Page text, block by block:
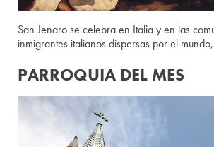
San Jenaro se celebra en Italia y en las
inmigrantes italianos dispersas por el
PARROQUIA DEL MES